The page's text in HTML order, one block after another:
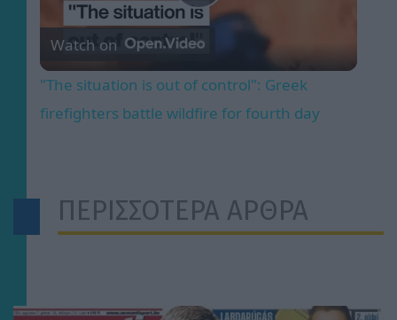
Play
Video
Watch on
"The situation is out of control": Greek
firefighters battle wildfire for fourth day
ΠΕΡΙΣΣΟΤΕΡΑ ΑΡΘΡΑ